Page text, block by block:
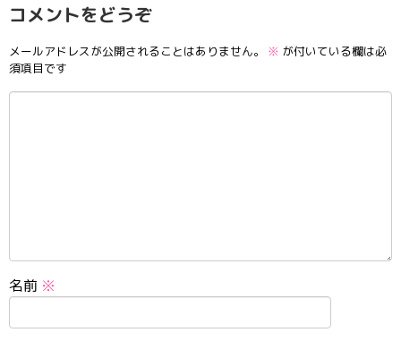
コメントをどうぞ
メールアドレスが公開されることはありません。 ※ が付いている欄は必
須項目です
名前 ※